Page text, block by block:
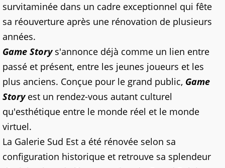
survitaminée dans un cadre exceptionnel qui fête
sa réouverture après une rénovation de plusieurs
années.
Game Story s'annonce déjà comme un lien entre
passé et présent, entre les jeunes joueurs et les
plus anciens. Conçue pour le grand public, Game
Storyest un rendez-vous autant culturel
qu'esthétique entre le monde réel et le monde
virtuel.
La Galerie Sud Est a été rénovée selon sa
configuration historique et retrouve sa splendeur